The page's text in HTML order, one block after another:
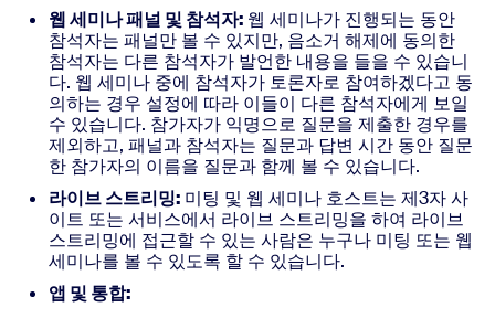
웹 세미나 패널 및 참석자: 웹 세미나가 진행되는 동안
참석자는 패널만 볼 수 있지만, 음소거 해제에 동의한
참석자는 다른 참석자가 발언한 내용을 들을 수 있습니
다. 웹 세미나 중에 참석자가 토론자로 참여하겠다고 동
의하는 경우 설정에 따라 이들이 다른 참석자에게 보일
수 있습니다. 참가자가 익명으로 질문을 제출한 경우를
제외하고, 패널과 참석자는 질문과 답변 시간 동안 질문
한 참가자의 이름을 질문과 함께 볼 수 있습니다.
라이브 스트리밍: 미팅 및 웹 세미나 호스트는 제3자 사
이트 또는 서비스에서 라이브 스트리밍을 하여 라이브
스트리밍에 접근할 수 있는 사람은 누구나 미팅 또는 웹
세미나를 볼 수 있도록 할 수 있습니다.
앱 및 통합: